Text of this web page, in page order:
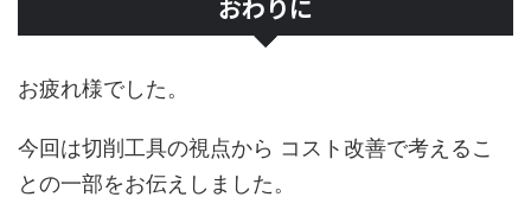
おわりに
お疲れ様でした。
今回は切削工具の視点から コスト改善で考えるこ
との一部をお伝えしました。